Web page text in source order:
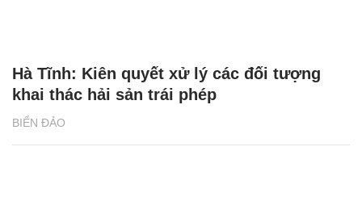
BIỂN ĐẢO
Hà Tĩnh: Kiên quyết xử lý các đối tượng
khai thác hải sản trái phép